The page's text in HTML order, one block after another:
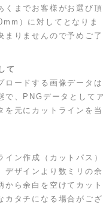
くまでお客様がお選び
）に対してとなりま
まりませんので予めご
て
ロードする画像データ
で、PNGデータとして
を元にカットラインを
イン作成（カットパス
デザインより数ミリの
から余白を空けてカッ
カタチになる場合がご